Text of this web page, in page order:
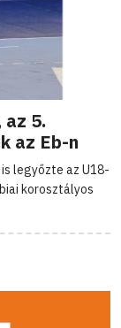
5.
az Eb-n
legyőzte az U18-
korosztályos